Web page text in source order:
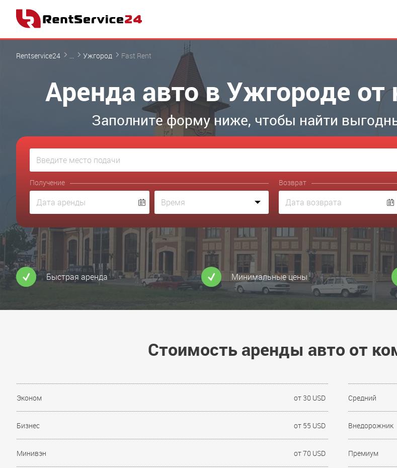
Rentservice24 ... Ужгород Fast Rent
Аренда авто в Ужгороде от
Заполните форму ниже, чтобы найти
Получение Возврат
Быстрая аренда Минимальные цены
Стоимость аренды авто от
Эконом от 30 USD Средний
Бизнес от 55 USD Внедорожник
Минивэн от 70 USD Премиум